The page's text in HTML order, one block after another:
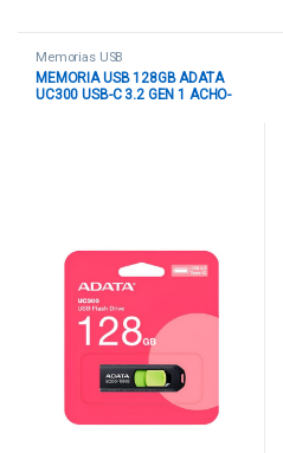
Memorias USB
MEMORIA USB 128GB ADATA
UC300 USB-C 3.2 GEN 1 ACHO-